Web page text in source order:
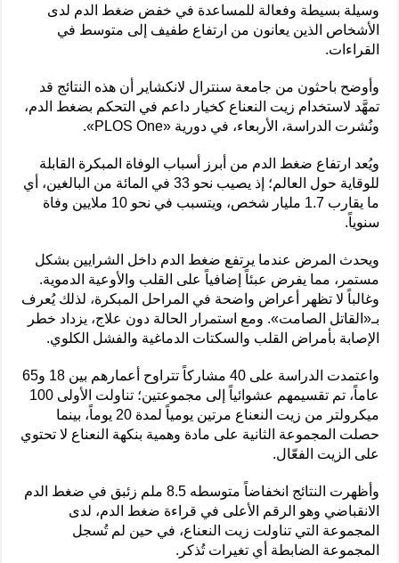
وسيلة بسيطة وفعالة للمساعدة في خفض ضغط الدم لدى
الأشخاص الذين يعانون من ارتفاع طفيف إلى متوسط في
القراءات.
وأوضح باحثون من جامعة سنترال لانكشاير أن هذه النتائج قد
تمهَّد لاستخدام زيت النعناع كخيار داعم في التحكم بضغط الدم،
ونُشرت الدراسة، الأربعاء، في دورية «PLOS One».
ويُعد ارتفاع ضغط الدم من أبرز أسباب الوفاة المبكرة القابلة
للوقاية حول العالم؛ إذ يصيب نحو 33 في المائة من البالغين، أي
ما يقارب 1.7 مليار شخص، ويتسبب في نحو 10 ملايين وفاة
سنوياً.
ويحدث المرض عندما يرتفع ضغط الدم داخل الشرايين بشكل
مستمر، مما يفرض عبئاً إضافياً على القلب والأوعية الدموية.
وغالباً لا تظهر أعراض واضحة في المراحل المبكرة، لذلك يُعرف
بـ«القاتل الصامت». ومع استمرار الحالة دون علاج، يزداد خطر
الإصابة بأمراض القلب والسكتات الدماغية والفشل الكلوي.
واعتمدت الدراسة على 40 مشاركاً تتراوح أعمارهم بين 18 و65
عاماً، تم تقسيمهم عشوائياً إلى مجموعتين؛ تناولت الأولى 100
ميكرولتر من زيت النعناع مرتين يومياً لمدة 20 يوماً، بينما
حصلت المجموعة الثانية على مادة وهمية بنكهة النعناع لا تحتوي
على الزيت الفعّال.
وأظهرت النتائج انخفاضاً متوسطه 8.5 ملم زئبق في ضغط الدم
الانقباضي وهو الرقم الأعلى في قراءة ضغط الدم، لدى
المجموعة التي تناولت زيت النعناع، في حين لم تُسجل
المجموعة الضابطة أي تغيرات تُذكر.